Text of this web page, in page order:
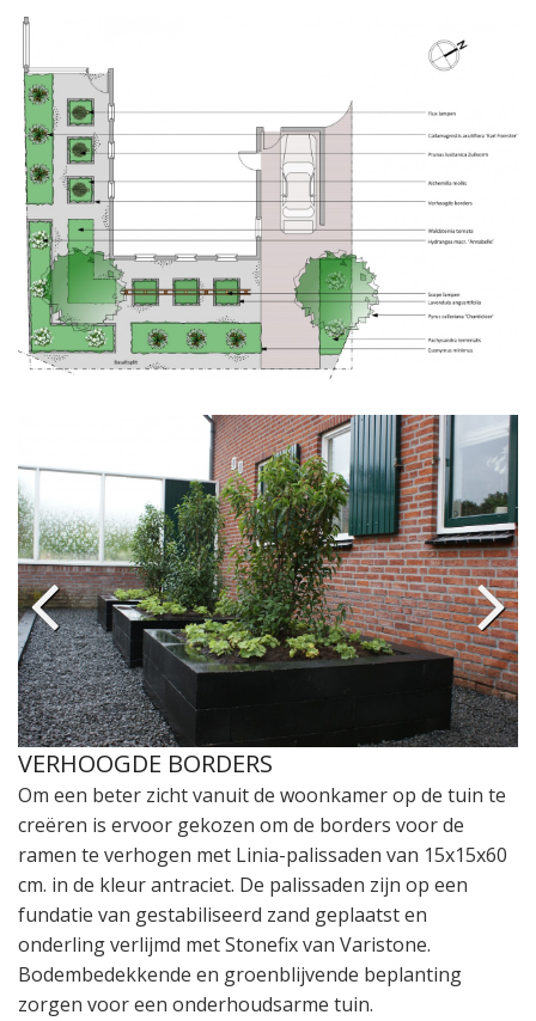
VERHOOGDE BORDERS
Om een beter zicht vanuit de woonkamer op de tuin te
creëren is ervoor gekozen om de borders voor de
ramen te verhogen met Linia-palissaden van 15x15x60
cm. in de kleur antraciet. De palissaden zijn op een
fundatie van gestabiliseerd zand geplaatst en
onderling verlijmd met Stonefix van Varistone.
Bodembedekkende en groenblijvende beplanting
zorgen voor een onderhoudsarme tuin.